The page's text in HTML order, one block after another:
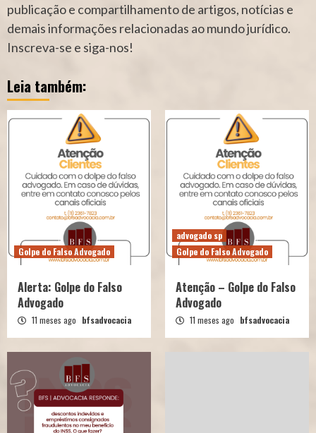
publicação e compartilhamento de artigos, notícias e
demais informações relacionadas ao mundo jurídico.
Inscreva-se e siga-nos!
Leia também:
Golpe do Falso Advogado
Alerta: Golpe do Falso
Advogado
11 meses ago bfsadvocacia
advogado sp
Golpe do Falso Advogado
Atenção – Golpe do Falso
Advogado
11 meses ago bfsadvocacia